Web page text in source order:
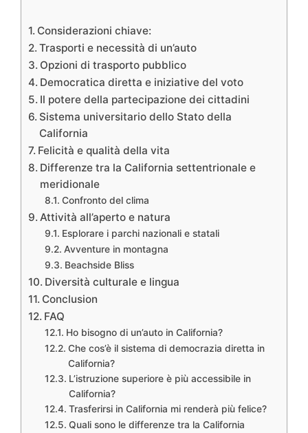
Considerazioni chiave:
Trasporti e necessità di un’auto
Opzioni di trasporto pubblico
Democratica diretta e iniziative del voto
Il potere della partecipazione dei cittadini
Sistema universitario dello Stato della
California
Felicità e qualità della vita
Differenze tra la California settentrionale e
meridionale
Confronto del clima
Attività all’aperto e natura
Esplorare i parchi nazionali e statali
Avventure in montagna
Beachside Bliss
Diversità culturale e lingua
Conclusion
FAQ
Ho bisogno di un’auto in California?
Che cos’è il sistema di democrazia diretta in
California?
L’istruzione superiore è più accessibile in
California?
Trasferirsi in California mi renderà più felice?
Quali sono le differenze tra la California